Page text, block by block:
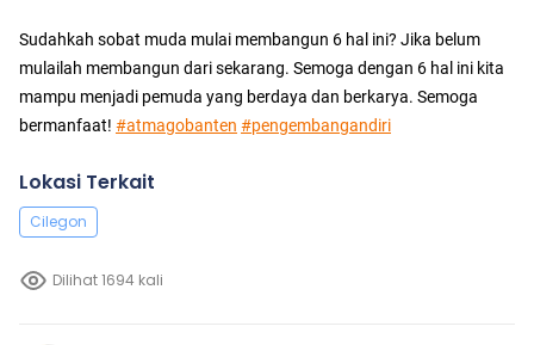
Sudahkah sobat muda mulai membangun 6 hal ini? Jika belum
mulailah membangun dari sekarang. Semoga dengan 6 hal ini kita
mampu menjadi pemuda yang berdaya dan berkarya. Semoga
bermanfaat! #atmagobanten #pengembangandiri
Lokasi Terkait
Cilegon
Dilihat 1694 kali